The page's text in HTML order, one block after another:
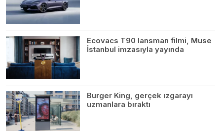
Ecovacs T90 lansman filmi, Muse
İstanbul imzasıyla yayında
Burger King, gerçek ızgarayı
uzmanlara bıraktı